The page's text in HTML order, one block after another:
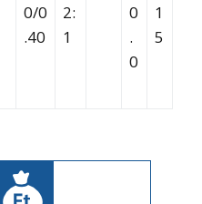
0/0
.40
2:
1
0
.
0
1
5